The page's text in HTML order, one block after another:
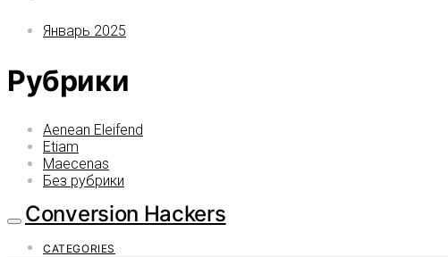
Январь 2025
Рубрики
Aenean Eleifend
Etiam
Maecenas
Без рубрики
Conversion Hackers
CATEGORIES